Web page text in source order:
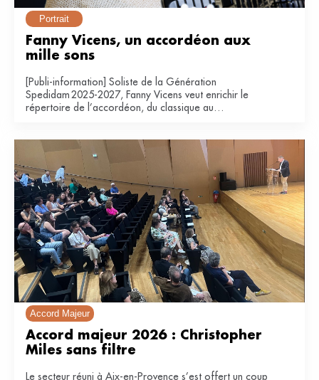
Portrait
Fanny Vicens, un accordéon aux
mille sons
[Publi-information] Soliste de la Génération
Spedidam 2025-2027, Fanny Vicens veut enrichir le
répertoire de l’accordéon, du classique au
Accord Majeur
Accord majeur 2026 : Christopher
Miles sans filtre
Le secteur réuni à Aix-en-Provence s’est offert un coup